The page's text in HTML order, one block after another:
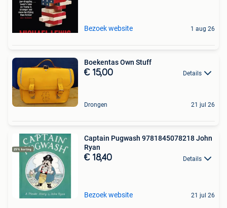
Bezoek website 1 aug 26
Boekentas Own Stuff
€ 15,00 Details
Drongen 21 jul 26
Captain Pugwash 9781845078218 John
Ryan
€ 18,40 Details
Bezoek website 21 jul 26